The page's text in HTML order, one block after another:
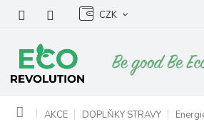
obsah
CZK
Domů AKCE DOPLŇKY STRAVY